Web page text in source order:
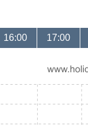
16:00 17:00